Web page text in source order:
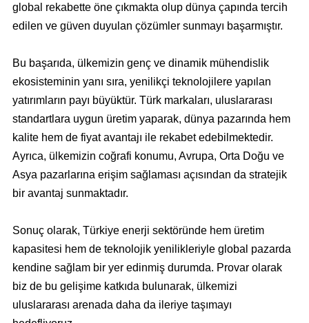
global rekabette öne çıkmakta olup dünya çapında tercih
edilen ve güven duyulan çözümler sunmayı başarmıştır.
Bu başarıda, ülkemizin genç ve dinamik mühendislik
ekosisteminin yanı sıra, yenilikçi teknolojilere yapılan
yatırımların payı büyüktür. Türk markaları, uluslararası
standartlara uygun üretim yaparak, dünya pazarında hem
kalite hem de fiyat avantajı ile rekabet edebilmektedir.
Ayrıca, ülkemizin coğrafi konumu, Avrupa, Orta Doğu ve
Asya pazarlarına erişim sağlaması açısından da stratejik
bir avantaj sunmaktadır.
Sonuç olarak, Türkiye enerji sektöründe hem üretim
kapasitesi hem de teknolojik yenilikleriyle global pazarda
kendine sağlam bir yer edinmiş durumda. Provar olarak
biz de bu gelişime katkıda bulunarak, ülkemizi
uluslararası arenada daha da ileriye taşımayı